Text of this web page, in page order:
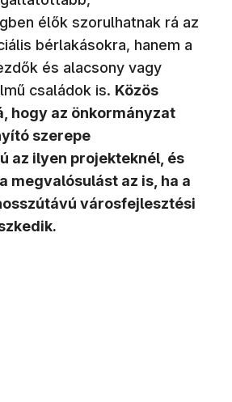
élők szorulhatnak rá az
bérlakásokra, hanem a
és alacsony vagy
családok is. Közös
hogy az önkormányzat
szerepe
az ilyen projekteknél, és
megvalósulást az is, ha a
városfejlesztési